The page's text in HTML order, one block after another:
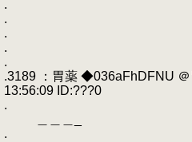
.
.
.
.
.
.3189 ：胃薬 ◆036aFhDFNU
13:56:09 ID:???0